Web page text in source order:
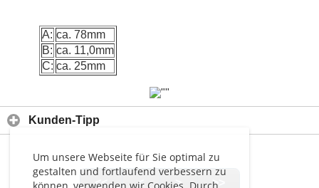
Um unsere Webseite für Sie optimal zu
gestalten und fortlaufend verbessern zu
A: ca. 78mm
B: ca. 11,0mm
C: ca. 25mm
Kunden-Tipp
<< < > >>